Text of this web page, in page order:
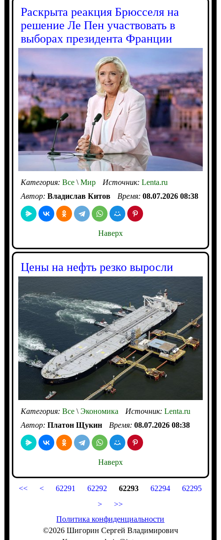
Раскрыта реакция Брюсселя на
решение Ле Пен участвовать в
выборах президента Франции
Категория: Все\Мир Источник: Lenta.ru
Автор: Владислав Китов Время: 08.07.2026 08:38
Наверх
Цены на нефть резко выросли
Категория: Все\Экономика Источник: Lenta.ru
Автор: Платон Щукин Время: 08.07.2026 08:38
Наверх
<< < 62291 62292 62293 62294
62295
>
>>
Политика конфиденциальности
©2026 Шигорин Сергей Владимирович